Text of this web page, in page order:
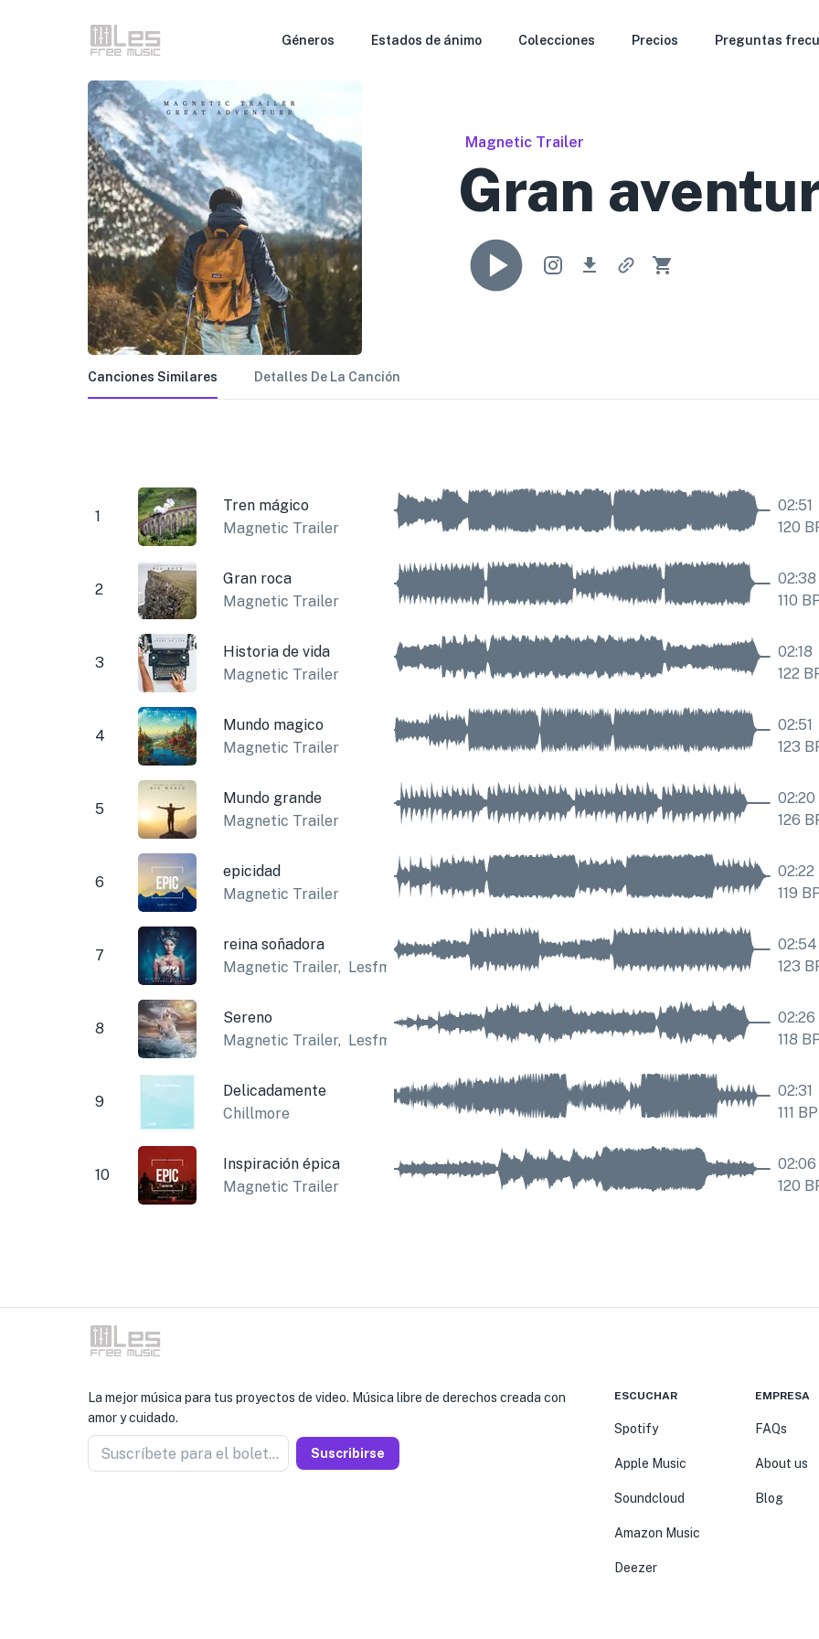
Géneros Estados de ánimo Colecciones Precios Preguntas
Magnetic Trailer
Gran
Canciones Similares Detalles De La Canción
1
Tren mágico
Magnetic Trailer
02:51
120
2
Gran roca
Magnetic Trailer
02:38
110
3
Historia de vida
Magnetic Trailer
02:18
122
4
Mundo magico
Magnetic Trailer
02:51
123
5
Mundo grande
Magnetic Trailer
02:20
126
6
epicidad
Magnetic Trailer
02:22
119
7
reina soñadora
Magnetic Trailer, Lesfm
02:54
123
8
Sereno
Magnetic Trailer, Lesfm
02:26
118
9
Delicadamente
Chillmore
02:31
111
10
Inspiración épica
Magnetic Trailer
02:06
120
La mejor música para tus proyectos de video. Música libre de derechos creada con
amor y cuidado.
Suscríbete para el boletín Suscribirse
ESCUCHAR
Spotify
Apple Music
Soundcloud
Amazon Music
Deezer
EMPRESA
FAQs
About us
Blog